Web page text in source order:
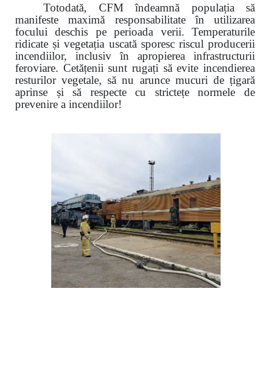
Totodată, CFM îndeamnă populația să
manifeste maximă responsabilitate în utilizarea
focului deschis pe perioada verii. Temperaturile
ridicate și vegetația uscată sporesc riscul producerii
incendiilor, inclusiv în apropierea infrastructurii
feroviare. Cetățenii sunt rugați să evite incendierea
resturilor vegetale, să nu arunce mucuri de țigară
aprinse și să respecte cu strictețe normele de
prevenire a incendiilor!